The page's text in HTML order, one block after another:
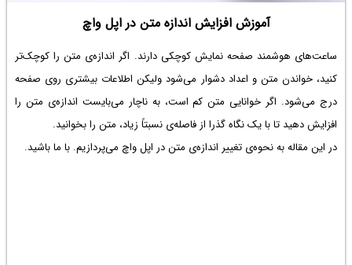
آموزش افزایش اندازه متن در اپل واچ
ساعت‌های هوشمند صفحه نمایش کوچکی دارند. اگر اندازه‌ی متن را کوچک‌تر
کنید، خواندن متن و اعداد دشوار می‌شود ولیکن اطلاعات بیشتری روی صفحه
درج می‌شود. اگر خوانایی متن کم است، به ناچار می‌بایست اندازه‌ی متن را
افزایش دهید تا با یک نگاه گذرا از فاصله‌ی نسبتاً زیاد، متن را بخوانید.
در این مقاله به نحوه‌ی تغییر اندازه‌ی متن در اپل واچ می‌پردازیم. با ما باشید.